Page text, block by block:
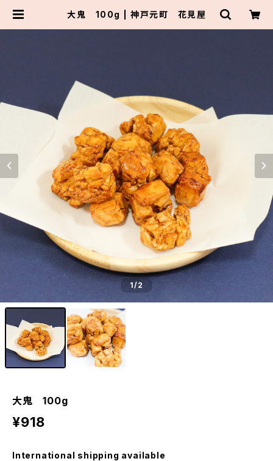
大鬼 100g | 神戸元町 花見屋
1/2
大鬼 100g
¥918
International shipping available